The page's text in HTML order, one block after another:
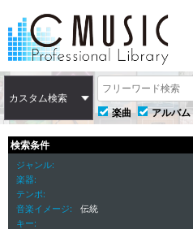
カスタム検索
楽曲
アルバム
検索条件
ジャンル
楽器
テンポ
音楽イメージ
伝統
キー